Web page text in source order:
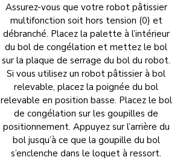
Assurez-vous que votre robot pâtissier
multifonction soit hors tension (0) et
débranché. Placez la palette à l’intérieur
du bol de congélation et mettez le bol
sur la plaque de serrage du bol du robot.
Si vous utilisez un robot pâtissier à bol
relevable, placez la poignée du bol
relevable en position basse. Placez le bol
de congélation sur les goupilles de
positionnement. Appuyez sur l’arrière du
bol jusqu’à ce que la goupille du bol
s’enclenche dans le loquet à ressort.